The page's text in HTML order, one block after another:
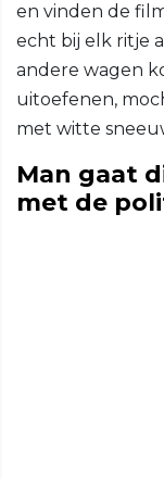
en vinden de
echt bij elk ritje
andere wagen
uitoefenen,
met witte
Man gaat
met de